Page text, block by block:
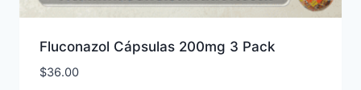
Fluconazol Cápsulas 200mg 3 Pack
$36.00